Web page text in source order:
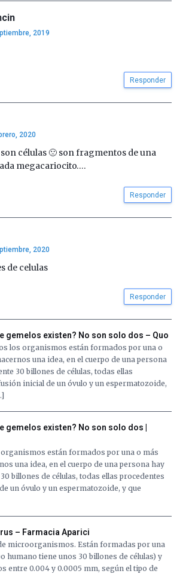
2019
Responder
2020
células 🙁 son fragmentos de una
megacariocito….
Responder
2020
de celulas
Responder
gemelos existen? No son solo dos – Quo
los organismos están formados por una o
una idea, en el cuerpo de una persona
30 billones de células, todas ellas
inicial de un óvulo y un espermatozoide,
gemelos existen? No son solo dos |
están formados por una o más
una idea, en el cuerpo de una persona hay
billones de células, todas ellas procedentes
un óvulo y un espermatozoide, y que
– Farmacia Aparici
microorganismos. Están formadas por una
humano tiene unos 30 billones de células) y
entre 0.004 y 0.0005 mm, según el tipo de